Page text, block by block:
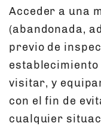
Acceder a una
(abandonada,
previo de
visitar, y
con el fin de
cualquier